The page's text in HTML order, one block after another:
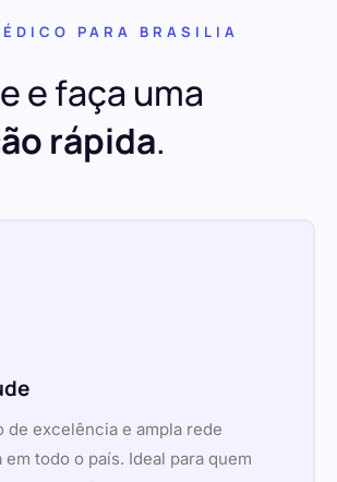
PARA BRASILIA
e faça uma
rápida.
de excelência e ampla rede
todo o país. Ideal para quem